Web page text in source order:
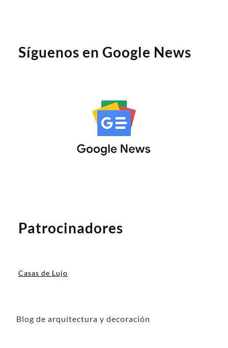
Síguenos en Google News
Patrocinadores
Casas de Lujo
Blog de arquitectura y decoración